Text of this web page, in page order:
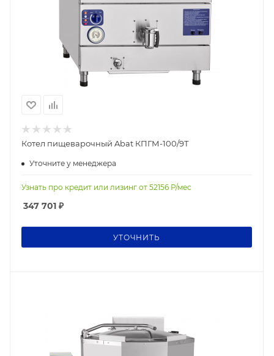
Котел пищеварочный Abat КПГМ-100/9Т
Уточните у менеджера
Узнать про кредит или лизинг от 52156 Р/мес
347 701 ₽
УТОЧНИТЬ